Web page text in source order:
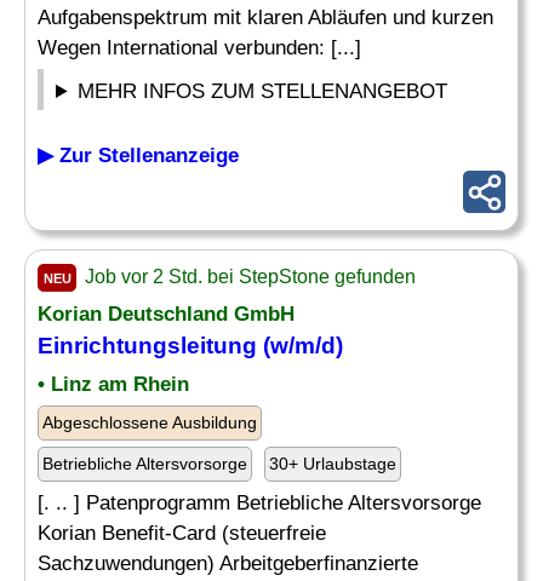
Aufgabenspektrum mit klaren Abläufen und kurzen
Wegen International verbunden: [...]
MEHR INFOS ZUM STELLENANGEBOT
▶ Zur Stellenanzeige
NEU Job vor 2 Std. bei StepStone gefunden
Korian Deutschland GmbH
Einrichtungsleitung (w/m/d)
• Linz am Rhein
Abgeschlossene Ausbildung
Betriebliche Altersvorsorge 30+ Urlaubstage
[. .. ] Patenprogramm Betriebliche Altersvorsorge
Korian Benefit-Card (steuerfreie
Sachzuwendungen) Arbeitgeberfinanzierte